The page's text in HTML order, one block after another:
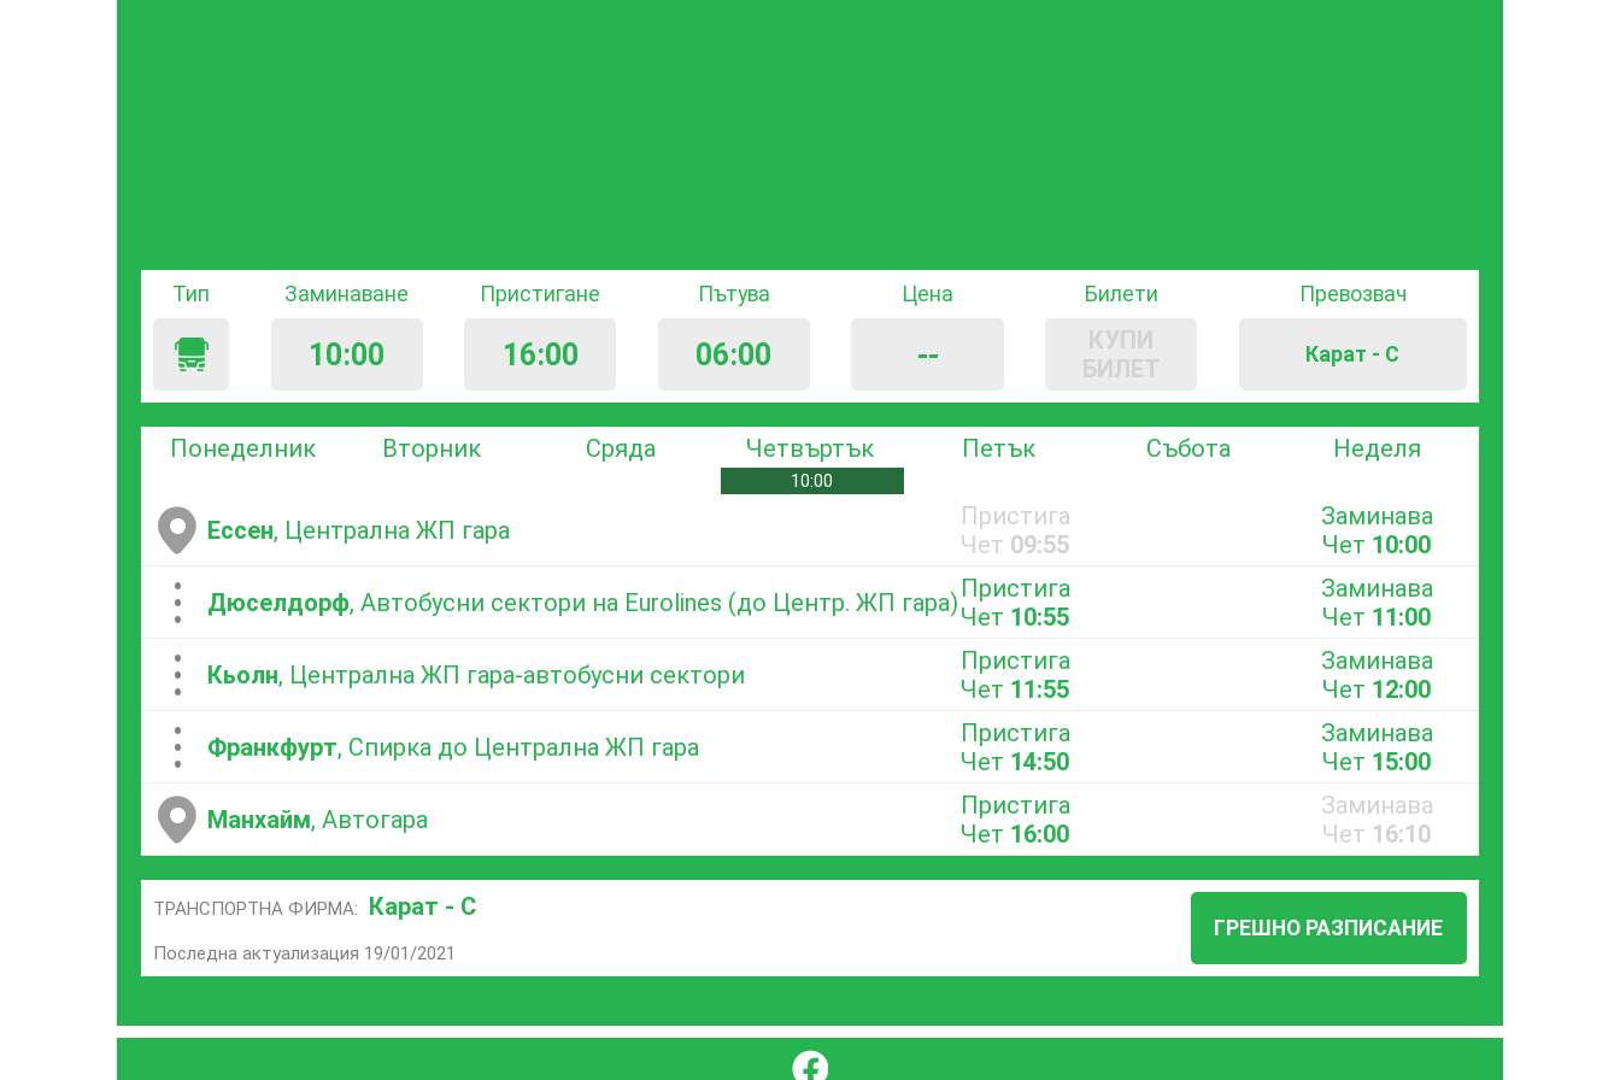
Тип Заминаване
10:00
Пристигане
16:00
Пътува
06:00
Цена
--
Билети
КУПИ
БИЛЕТ
Превозвач
Карат - С
Понеделник Вторник Сряда Четвъртък
10:00
Петък Събота Неделя
Ессен, Централна ЖП гара
Пристига
Чет 09:55
Заминава
Чет 10:00
...Дюселдорф, Автобусни сектори на Eurolines (до Центр. ЖП гара) Пристига
Чет 10:55
Заминава
Чет 11:00
...Кьолн, Централна ЖП гара-автобусни сектори
Пристига
Чет 11:55
Заминава
Чет 12:00
...Франкфурт, Спирка до Централна ЖП гара
Пристига
Чет 14:50
Заминава
Чет 15:00
Манхайм, Автогара
Пристига
Чет 16:00
Заминава
Чет 16:10
ТРАНСПОРТНА ФИРМА: Карат - С
Последна актуализация 19/01/2021
ГРЕШНО РАЗПИСАНИЕ
}